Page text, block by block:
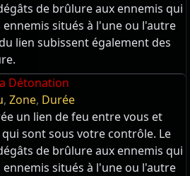
de brûlure aux ennemis qui
ennemis situés à l'une ou l'autre
lien subissent également des
Détonation
, Zone, Durée
un lien de feu entre vous et
sont sous votre contrôle. Le
de brûlure aux ennemis qui
ennemis situés à l'une ou l'autre